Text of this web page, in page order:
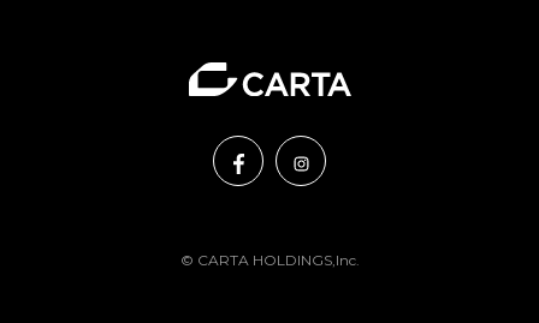
© CARTA HOLDINGS,Inc.